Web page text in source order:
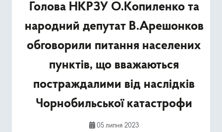
Type 2 or
Пошук
Голова НКРЗУ О.Копиленко та
народний депутат В.Арешонков
обговорили питання населених
пунктів, що вважаються
постраждалими від наслідків
Чорнобильської катастрофи
05 липня 2023